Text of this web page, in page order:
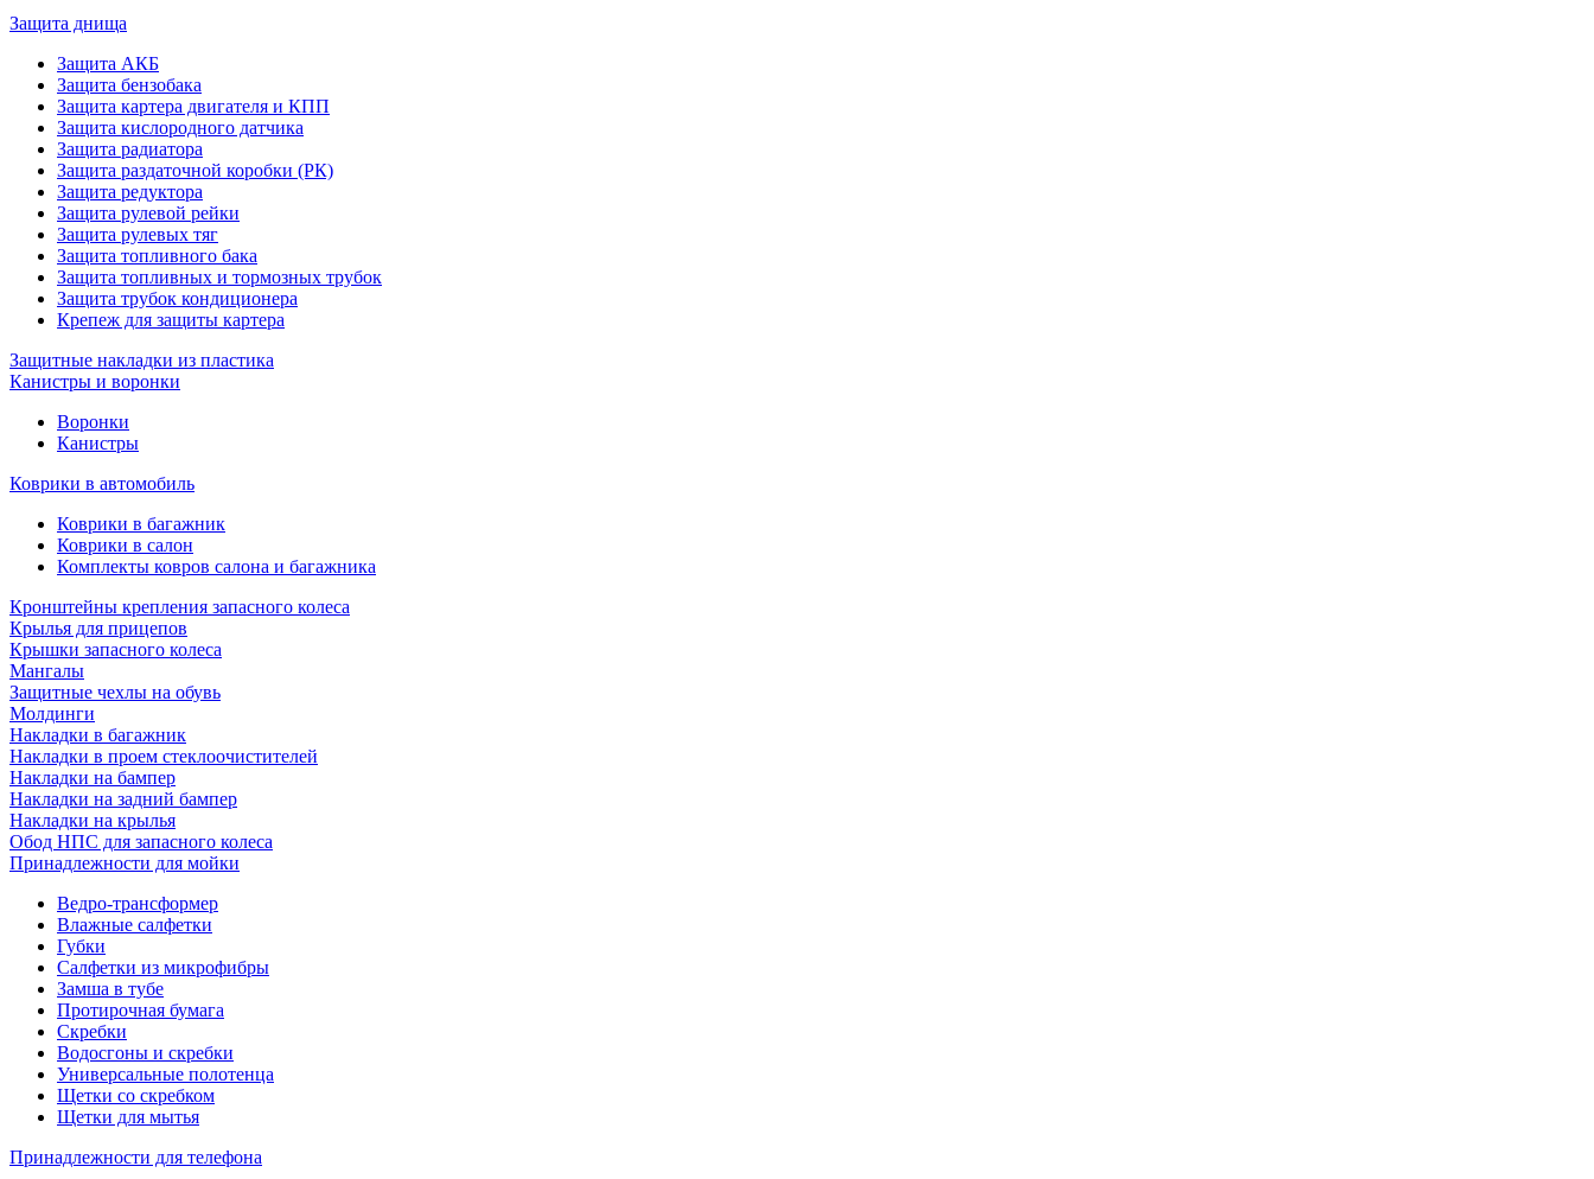
Защита днища
Защита АКБ
Защита бензобака
Защита картера двигателя и КПП
Защита кислородного датчика
Защита радиатора
Защита раздаточной коробки (РК)
Защита редуктора
Защита рулевой рейки
Защита рулевых тяг
Защита топливного бака
Защита топливных и тормозных трубок
Защита трубок кондиционера
Крепеж для защиты картера
Защитные накладки из пластика
Канистры и воронки
Воронки
Канистры
Коврики в автомобиль
Коврики в багажник
Коврики в салон
Комплекты ковров салона и багажника
Кронштейны крепления запасного колеса
Крылья для прицепов
Крышки запасного колеса
Мангалы
Защитные чехлы на обувь
Молдинги
Накладки в багажник
Накладки в проем стеклоочистителей
Накладки на бампер
Накладки на задний бампер
Накладки на крылья
Обод НПС для запасного колеса
Принадлежности для мойки
Ведро-трансформер
Влажные салфетки
Губки
Салфетки из микрофибры
Замша в тубе
Протирочная бумага
Скребки
Водосгоны и скребки
Универсальные полотенца
Щетки со скребком
Щетки для мытья
Принадлежности для телефона